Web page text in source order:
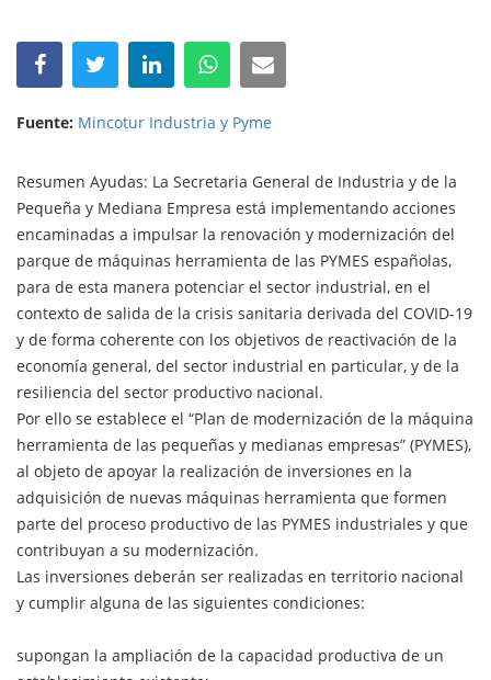
Fuente: Mincotur Industria y Pyme
Resumen Ayudas: La Secretaria General de Industria y de la
Pequeña y Mediana Empresa está implementando acciones
encaminadas a impulsar la renovación y modernización del
parque de máquinas herramienta de las PYMES españolas,
para de esta manera potenciar el sector industrial, en el
contexto de salida de la crisis sanitaria derivada del COVID-19
y de forma coherente con los objetivos de reactivación de la
economía general, del sector industrial en particular, y de la
resiliencia del sector productivo nacional.
Por ello se establece el “Plan de modernización de la máquina
herramienta de las pequeñas y medianas empresas” (PYMES),
al objeto de apoyar la realización de inversiones en la
adquisición de nuevas máquinas herramienta que formen
parte del proceso productivo de las PYMES industriales y que
contribuyan a su modernización.
Las inversiones deberán ser realizadas en territorio nacional
y cumplir alguna de las siguientes condiciones:
supongan la ampliación de la capacidad productiva de un